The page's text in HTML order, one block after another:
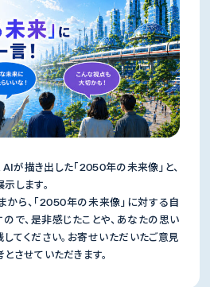
が描き出した「2050年の未来像」と、
します。
から、「2050年の未来像」に対する自
で、是非感じたことや、あなたの思い
てください。お寄せいただいたご意見
させていただきます。